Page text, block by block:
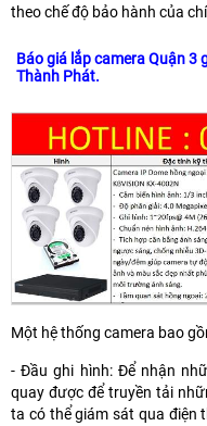
theo chế độ bảo hành của
Báo giá lắp camera Quận 3
Thành Phát.
Một hệ thống camera bao
- Đầu ghi hình: Để nhận
quay được để truyền tải
ta có thể giám sát qua điện